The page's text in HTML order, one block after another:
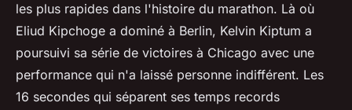
les plus rapides dans l'histoire du marathon. Là où
Eliud Kipchoge a dominé à Berlin, Kelvin Kiptum a
poursuivi sa série de victoires à Chicago avec une
performance qui n'a laissé personne indifférent. Les
16 secondes qui séparent ses temps records